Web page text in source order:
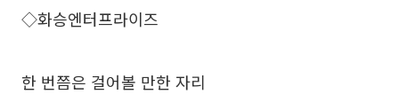
◇화승엔터프라이즈
한 번쯤은 걸어볼 만한 자리